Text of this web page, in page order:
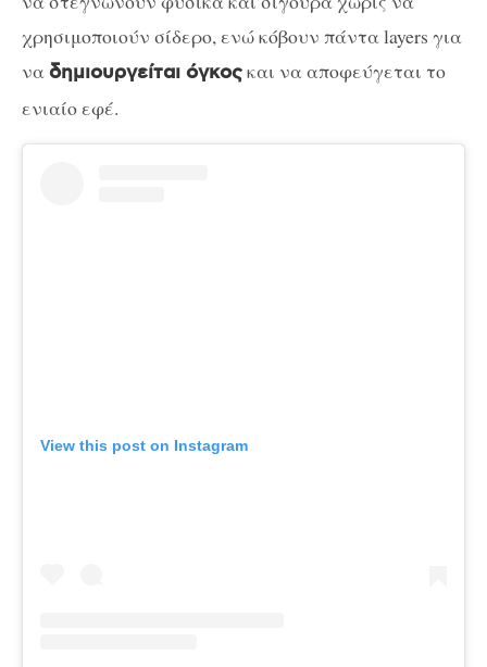
χρησιμοποιούν σίδερο, ενώ κόβουν πάντα layers για
ναδημιουργείται όγκοςκαι να αποφεύγεται το
ενιαίο εφέ.
View this post on Instagram